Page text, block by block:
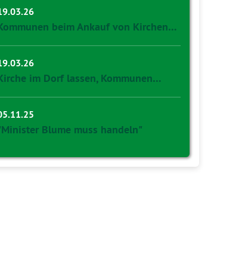
beim Ankauf von Kirchen…
im Dorf lassen, Kommunen…
Blume muss handeln"